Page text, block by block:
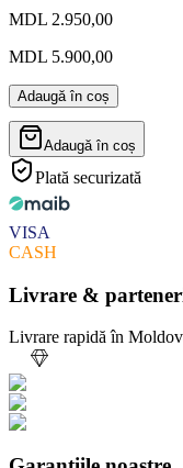
MDL 2.950,00
MDL 5.900,00
Adaugă în coș
Adaugă în coș
Plată securizată
VISA
CASH
Livrare &
Livrare rapidă în